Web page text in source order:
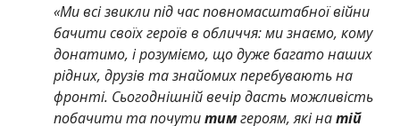
«Ми всі звикли під час повномасштабної війни
бачити своїх героїв в обличчя: ми знаємо, кому
донатимо, і розуміємо, що дуже багато наших
рідних, друзів та знайомих перебувають на
фронті. Сьогоднішній вечір дасть можливість
побачити та почутитимгероям, які натій